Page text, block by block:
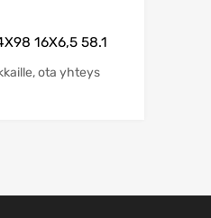
16X6,5 58.1
ota yhteys